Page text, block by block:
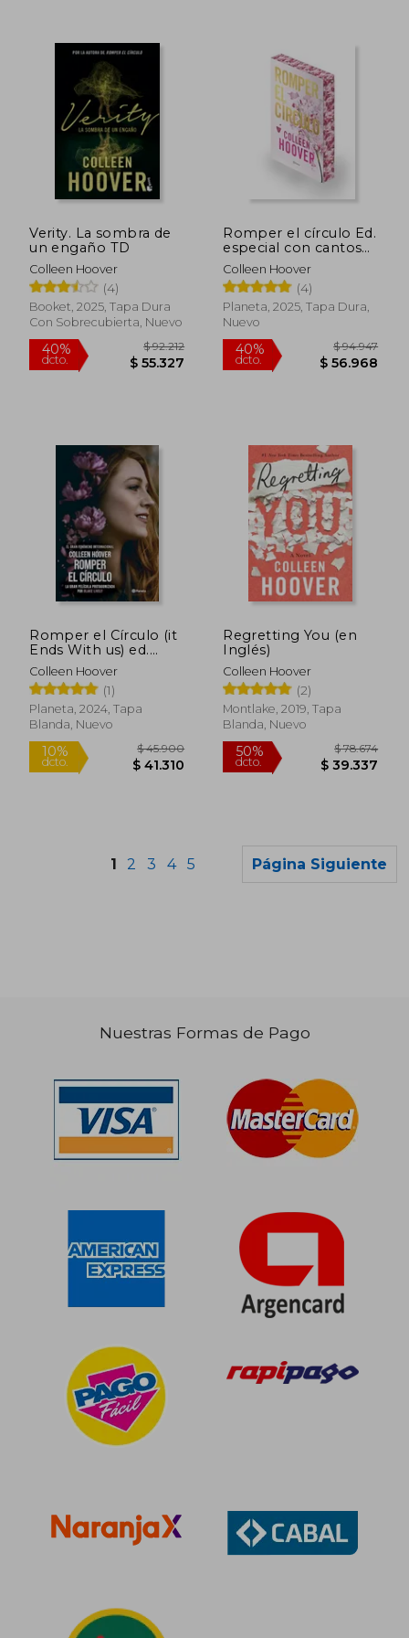
50%
dcto. $ 38.333 dcto.
50%
dcto.
$ 85.171
$ 42.586
50%
dcto.
50%
dcto.
50%
dcto.
Verity. La sombra de
un engaño TD
Colleen Hoover
(4)
Booket, 2025, Tapa Dura
Con Sobrecubierta, Nuevo
40%
dcto.
$ 92.212
$ 55.327
Romper el círculo Ed.
especial con cantos
tintados
Colleen Hoover
(4)
Planeta, 2025, Tapa Dura,
Nuevo
40%
dcto.
Romper el Círculo (it
Ends With us) ed.
Película: La Novela en
que se Basa la
Película
Protagonizada por
Blake Lively
Colleen Hoover
(1)
Planeta, 2024, Tapa
Blanda, Nuevo
Regretting You (en
Inglés)
Colleen Hoover
(2)
Montlake, 2019, Tapa
Blanda, Nuevo
1 2 3 4 5 Página Siguiente
Nuestras Formas de Pago